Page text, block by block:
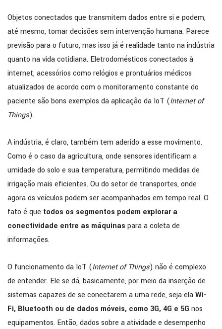
Objetos conectados que transmitem dados entre si e podem,
até mesmo, tomar decisões sem intervenção humana. Parece
previsão para o futuro, mas isso já é realidade tanto na indústria
quanto na vida cotidiana. Eletrodomésticos conectados à
internet, acessórios como relógios e prontuários médicos
atualizados de acordo com o monitoramento constante do
paciente são bons exemplos da aplicação da IoT (Internet of
Things).
A indústria, é claro, também tem aderido a esse movimento.
Como é o caso da agricultura, onde sensores identificam a
umidade do solo e sua temperatura, permitindo medidas de
irrigação mais eficientes. Ou do setor de transportes, onde
agora os veículos podem ser acompanhados em tempo real. O
fato é que todos os segmentos podem explorar a
conectividade entre as máquinas para a coleta de
informações.
O funcionamento da IoT (Internet of Things) não é complexo
de entender. Ele se dá, basicamente, por meio da inserção de
sistemas capazes de se conectarem a uma rede, seja elaWi-
Fi, Bluetooth ou de dados móveis, como 3G, 4G e 5G nos
equipamentos. Então, dados sobre a atividade e desempenho